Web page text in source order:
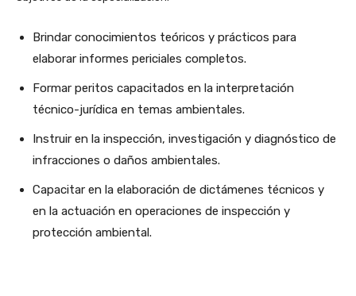
Brindar conocimientos teóricos y prácticos para
elaborar informes periciales completos.
Formar peritos capacitados en la interpretación
técnico-jurídica en temas ambientales.
Instruir en la inspección, investigación y diagnóstico de
infracciones o daños ambientales.
Capacitar en la elaboración de dictámenes técnicos y
en la actuación en operaciones de inspección y
protección ambiental.